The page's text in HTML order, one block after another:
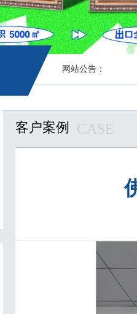
网站公告：
客户案例 CASE